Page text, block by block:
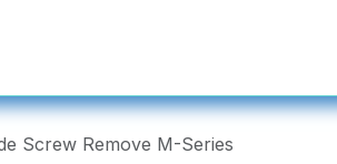
Screw Remove M-Series